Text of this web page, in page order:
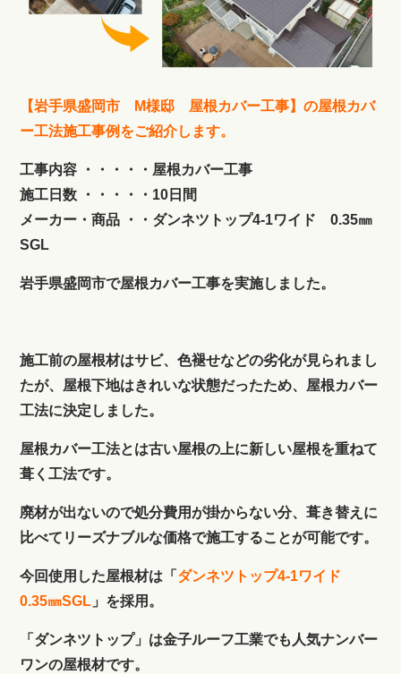
【岩手県盛岡市 M様邸 屋根カバー工事】の屋根カバ
ー工法施工事例をご紹介します。
工事内容 ・・・・・屋根カバー工事
施工日数 ・・・・・10日間
メーカー・商品 ・・ダンネツトップ4-1ワイド 0.35㎜
SGL
岩手県盛岡市で屋根カバー工事を実施しました。
施工前の屋根材はサビ、色褪せなどの劣化が見られまし
たが、屋根下地はきれいな状態だったため、屋根カバー
工法に決定しました。
屋根カバー工法とは古い屋根の上に新しい屋根を重ねて
葺く工法です。
廃材が出ないので処分費用が掛からない分、葺き替えに
比べてリーズナブルな価格で施工することが可能です。
今回使用した屋根材は「 ダンネツトップ4-1ワイド
0.35㎜SGL 」を採用。
「ダンネツトップ」は金子ルーフ工業でも人気ナンバー
ワンの屋根材です。